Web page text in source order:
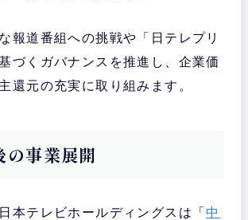
報道番組への挑戦や「日テレプリ
づくガバナンスを推進し、企業価
還元の充実に取り組みます。
事業展開
本テレビホールディングスは「中